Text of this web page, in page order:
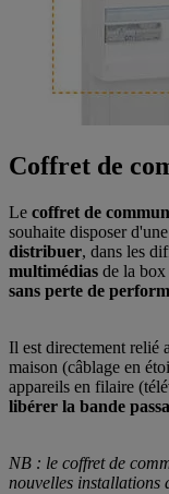
Coffret de
Le coffret de
souhaite disposer d'une
distribuer, dans les
multimédias de la
sans perte de
Il est directement relié
maison (câblage en
appareils en filaire
libérer la bande
NB : le coffret de
nouvelles installations